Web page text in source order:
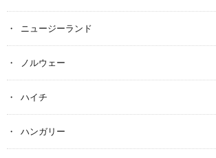
ニュージーランド
ノルウェー
ハイチ
ハンガリー